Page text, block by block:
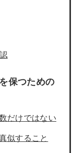
保つための
だけではない
似すること